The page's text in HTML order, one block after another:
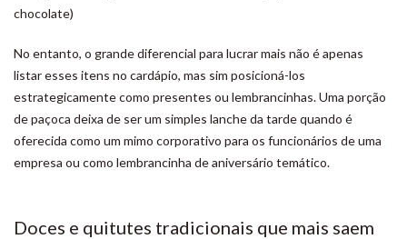
chocolate)
No entanto, o grande diferencial para lucrar mais não é apenas
listar esses itens no cardápio, mas sim posicioná-los
estrategicamente como presentes ou lembrancinhas. Uma porção
de paçoca deixa de ser um simples lanche da tarde quando é
oferecida como um mimo corporativo para os funcionários de uma
empresa ou como lembrancinha de aniversário temático.
Doces e quitutes tradicionais que mais saem